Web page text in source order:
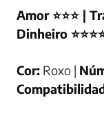
Amor ⭐⭐⭐ |
Dinheiro
Cor: Roxo |